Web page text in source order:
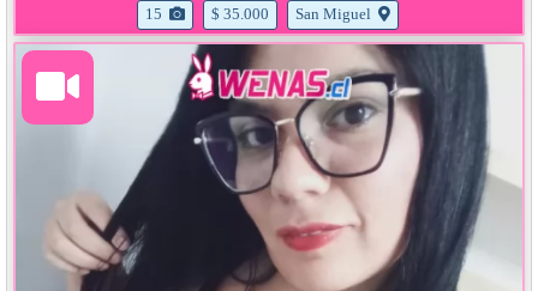
15 $ 35.000 San Miguel